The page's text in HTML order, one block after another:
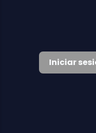
Iniciar